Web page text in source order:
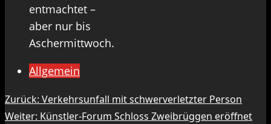
entmachtet –
aber nur bis
Aschermittwoch.
Allgemein
Beitragsnavigation
Zurück: Verkehrsunfall mit schwerverletzter Person
Weiter: Künstler-Forum Schloss Zweibrüggen eröffnet